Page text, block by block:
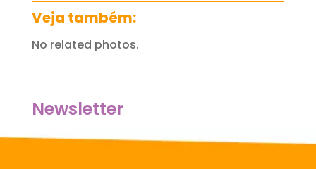
Veja também:
No related photos.
Newsletter